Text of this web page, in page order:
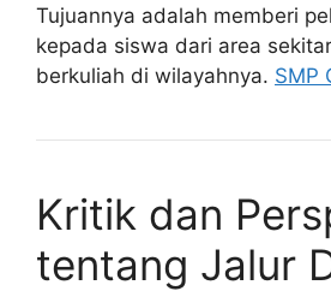
Tujuannya adalah memberi
kepada siswa dari area
berkuliah di wilayahnya. SMP
Kritik dan
tentang Jalur